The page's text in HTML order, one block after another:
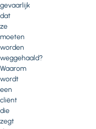
gevaarlijk
dat
ze
moeten
worden
weggehaald?
Waarom
wordt
een
cliënt
die
zegt